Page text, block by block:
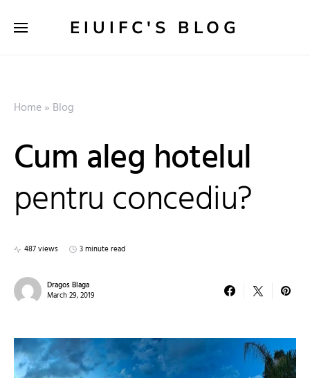
EIUIFC'S BLOG
Home» Blog
Cum aleg hotelul
pentru concediu?
487 views 3 minute read
Dragos Blaga
March 29, 2019